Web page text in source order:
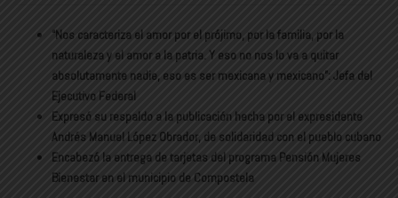
“Nos caracteriza el amor por el prójimo, por la familia, por la
naturaleza y el amor a la patria. Y eso no nos lo va a quitar
absolutamente nadie, eso es ser mexicana y mexicano”: Jefa del
Ejecutivo Federal
Expresó su respaldo a la publicación hecha por el expresidente
Andrés Manuel López Obrador, de solidaridad con el pueblo cubano
Encabezó la entrega de tarjetas del programa Pensión Mujeres
Bienestar en el municipio de Compostela